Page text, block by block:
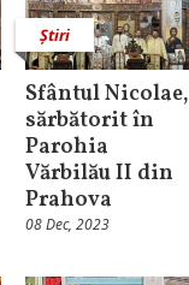
Știri
Sfântul Nicolae,
sărbătorit în
Parohia
Vărbilău II din
Prahova
08 Dec, 2023